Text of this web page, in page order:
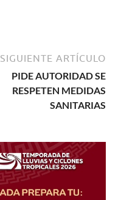
SIGUIENTE ARTÍCULO
PIDE AUTORIDAD SE
RESPETEN MEDIDAS
SANITARIAS